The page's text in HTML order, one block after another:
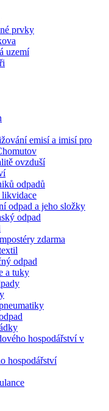
prvky
uzemí
emisí a imisí pro
ovzduší
odpadů
likvidace
odpad a jeho složky
odpad
zdarma
odpad
a tuky
hospodářství v
hospodářství